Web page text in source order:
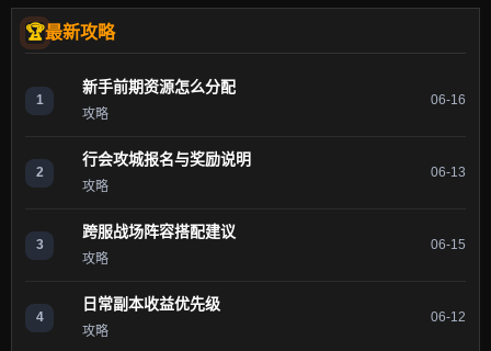
最新攻略
1
新手前期资源怎么分配
攻略
06-16
2
行会攻城报名与奖励说明
攻略
06-13
3
跨服战场阵容搭配建议
攻略
06-15
4
日常副本收益优先级
攻略
06-12